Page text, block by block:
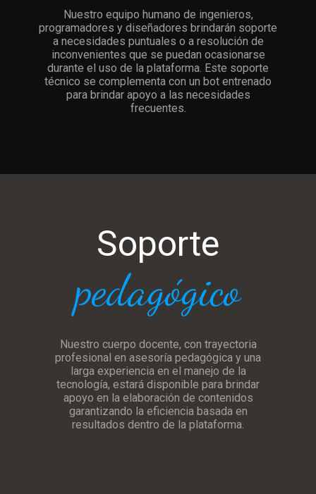
Nuestro equipo humano de ingenieros,
programadores y diseñadores brindarán soporte
a necesidades puntuales o a resolución de
inconvenientes que se puedan ocasionarse
durante el uso de la plataforma. Este soporte
técnico se complementa con un bot entrenado
para brindar apoyo a las necesidades
frecuentes.
Soporte
pedagógico
Nuestro cuerpo docente, con trayectoria
profesional en asesoría pedagógica y una
larga experiencia en el manejo de la
tecnología, estará disponible para brindar
apoyo en la elaboración de contenidos
garantizando la eficiencia basada en
resultados dentro de la plataforma.